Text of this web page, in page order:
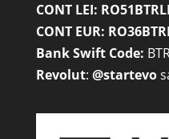
CONT LEI:
CONT EUR:
Bank Swift Code:
Revolut: @startevo